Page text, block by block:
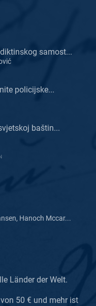
samost...
policijske...
baštin...
Hanoch Mccar...
Länder der Welt.
50 € und mehr ist